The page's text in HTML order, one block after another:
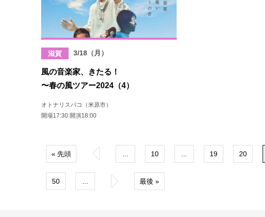
滋賀 3/18（月）
風の音楽家、きたる！
〜春の風ツアー2024（4）
オトナリスバコ（米原市）
開場17:30 開演18:00
« 先頭 « 10 19 20
50 » 最後 »